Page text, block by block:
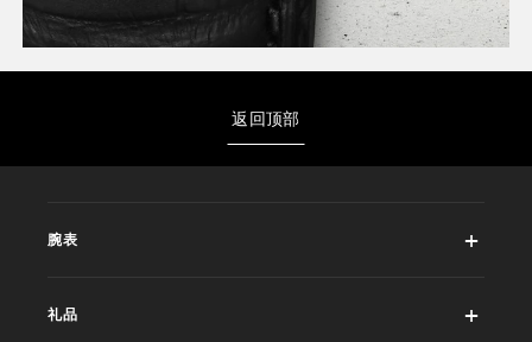
返回顶部
腕表
礼品